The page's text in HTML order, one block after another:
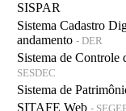
SISPAR
Sistema Cadastro
andamento - DER
Sistema de Controle
SESDEC
Sistema de
SITAFE Web -